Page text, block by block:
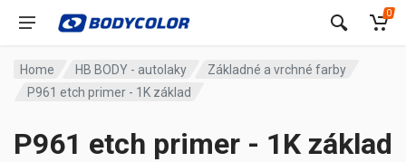
0
Home HB BODY - autolaky
Základné a vrchné farby
P961 etch primer - 1K základ
P961 etch primer - 1K základ